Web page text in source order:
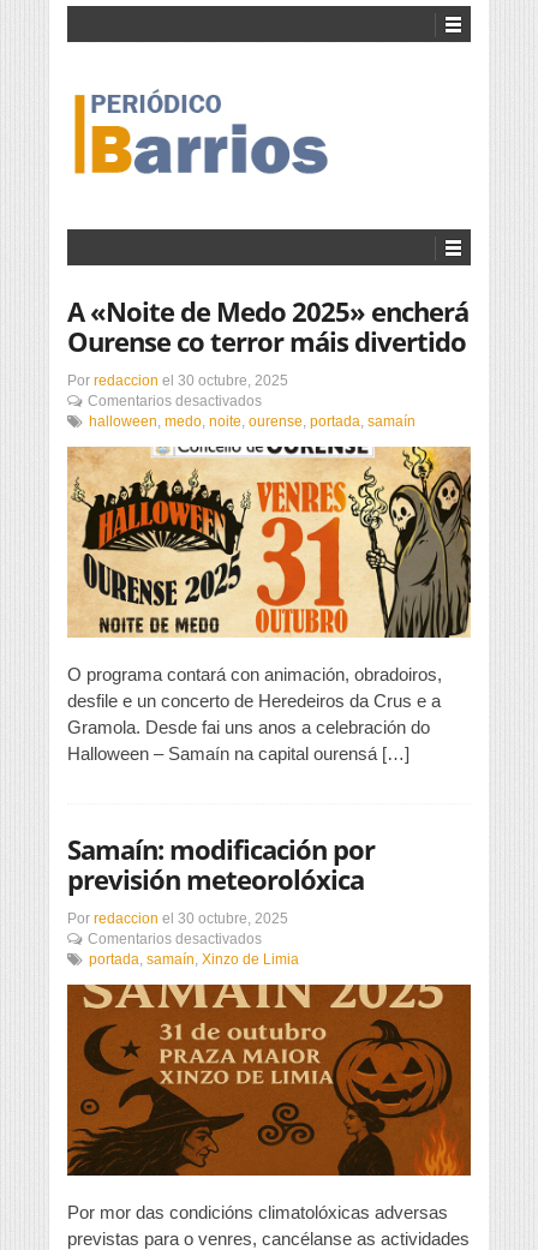
A «Noite de Medo 2025» encherá
Ourense co terror máis divertido
Por redaccion el 30 octubre, 2025
Comentarios desactivadosen
A
de
Medo
2025»
encherá
Ourense
co
terror
máis
divertido
halloween, medo, noite, ourense, portada, samaín
O programa contará con animación, obradoiros,
desfile e un concerto de Heredeiros da Crus e a
Gramola. Desde fai uns anos a celebración do
Halloween – Samaín na capital ourensá […]
Samaín: modificación por
previsión meteorolóxica
Por redaccion el 30 octubre, 2025
Comentarios desactivadosen
Samaín:
por
previsión
meteorolóxica
portada, samaín, Xinzo de Limia
Por mor das condicións climatolóxicas adversas
previstas para o venres, cancélanse as actividades